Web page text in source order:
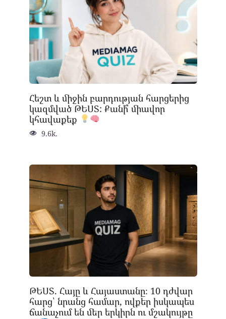
Հեշտ և միջին բարդության հարցերից
կազմված ԹԵՍՏ: Քանի՞ միավոր
կհավաքեք
9.6k.
ԹԵՍՏ. Հայը և Հայաստանը։ 10 դժվար
հարց՝ նրանց համար, ովքեր իսկապես
ճանաչում են մեր երկիրն ու մշակույթը